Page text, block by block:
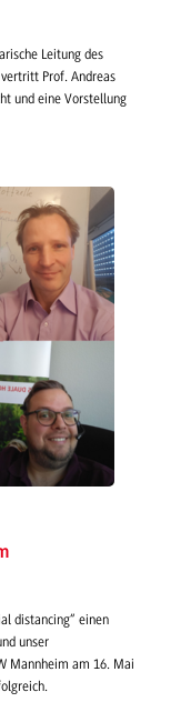
Leitung des
Prof. Andreas
und eine Vorstellung
distancing“ einen
unser
Mannheim am 16. Mai